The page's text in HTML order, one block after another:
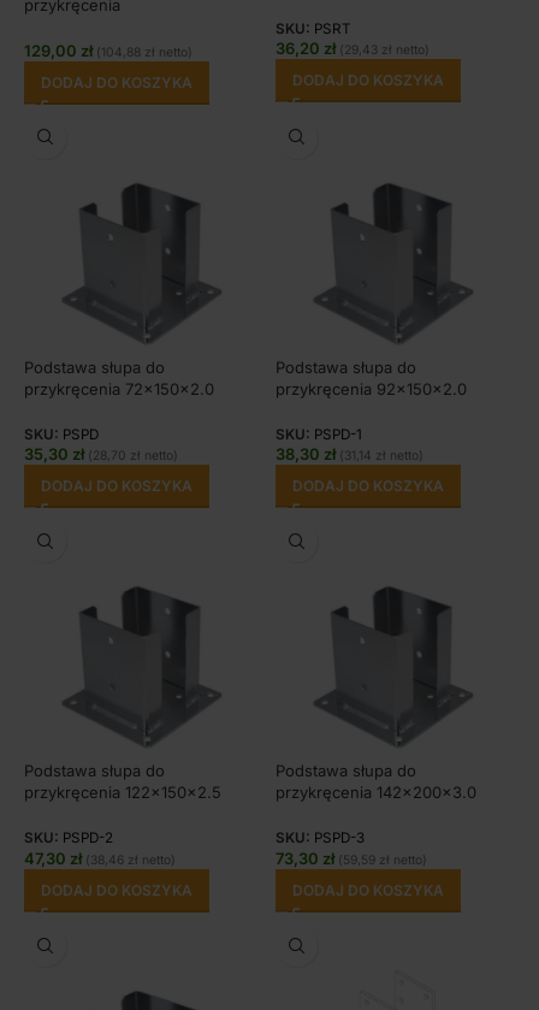
przykręcenia
129,00 zł (104,88 zł netto)
DODAJ DO KOSZYKA
SKU: PSRT
36,20 zł (29,43 zł netto)
DODAJ DO KOSZYKA
Podstawa słupa do
przykręcenia 72x150x2.0
SKU: PSPD
35,30 zł (28,70 zł netto)
DODAJ DO KOSZYKA
Podstawa słupa do
przykręcenia 92x150x2.0
SKU: PSPD-1
38,30 zł (31,14 zł netto)
DODAJ DO KOSZYKA
Podstawa słupa do
przykręcenia 122x150x2.5
SKU: PSPD-2
47,30 zł (38,46 zł netto)
DODAJ DO KOSZYKA
Podstawa słupa do
przykręcenia 142x200x3.0
SKU: PSPD-3
73,30 zł (59,59 zł netto)
DODAJ DO KOSZYKA